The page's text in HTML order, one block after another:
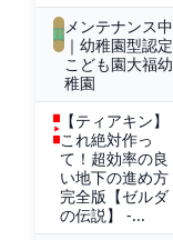
メンテナンス中
｜幼稚園型認定
こども園大福幼
稚園
【ティアキン】
これ絶対作っ
て！超効率の良
い地下の進め方
完全版【ゼルダ
の伝説】 -...